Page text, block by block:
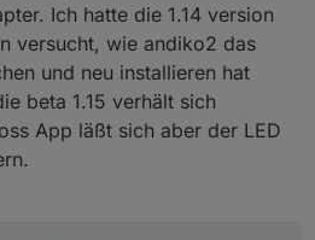
Ich hatte die 1.14 version
versucht, wie andiko2 das
und neu installieren hat
beta 1.15 verhält sich
App läßt sich aber der LED